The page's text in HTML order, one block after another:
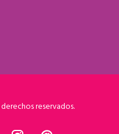
reservados.